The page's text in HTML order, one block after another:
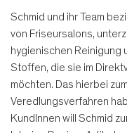
Schmid und ihr Team
von Friseursalons,
hygienischen Reinigung
Stoffen, die sie im
möchten. Das hierbei
Veredlungsverfahren
KundInnen will Schmid